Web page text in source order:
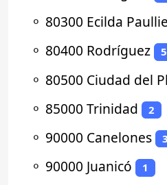
⚬ 80300 Ecilda
⚬ 80400 Rodríguez 5
⚬ 80500 Ciudad del
⚬ 85000 Trinidad 2
⚬ 90000 Canelones 3
⚬ 90000 Juanicó 1